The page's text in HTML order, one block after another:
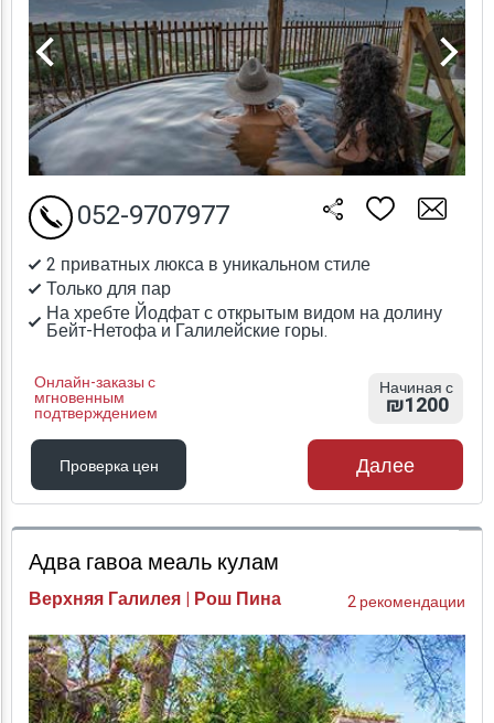
2 приватных люкса в уникальном стиле
Только для пар
На хребте Йодфат с открытым видом на долину
Бейт-Нетофа и Галилейские горы.
Онлайн-заказы с
мгновенным
подтверждением
052-9707977
Начиная с
₪1200
Проверка цен
Проверка цен
Далее
Адва гавоа меаль кулам
Верхняя Галилея | Рош Пина 2 рекомендации